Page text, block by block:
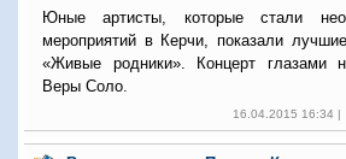
Юные артисты, которые стали
мероприятий в Керчи, показали
«Живые родники». Концерт глазами
Веры Соло.
16.04.2015 16:34 |